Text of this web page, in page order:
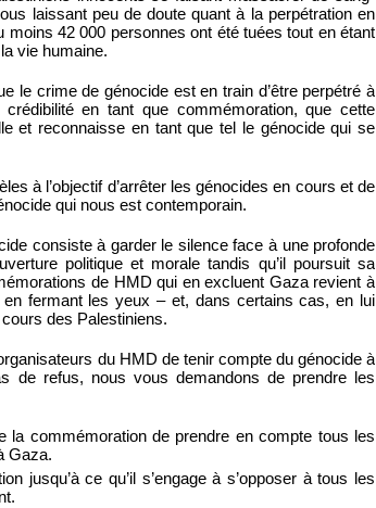
laissant peu de doute quant à la perpétration en
moins 42 000 personnes ont été tuées tout en étant
vie humaine.
le crime de génocide est en train d’être perpétré à
en tant que commémoration, que cette
et reconnaisse en tant que tel le génocide qui se
à l’objectif d’arrêter les génocides en cours et de
qui nous est contemporain.
consiste à garder le silence face à une profonde
politique et morale tandis qu’il poursuit sa
de HMD qui en excluent Gaza revient à
fermant les yeux – et, dans certains cas, en lui
des Palestiniens.
du HMD de tenir compte du génocide à
de refus, nous vous demandons de prendre les
la commémoration de prendre en compte tous les
Gaza.
jusqu’à ce qu’il s’engage à s’opposer à tous les